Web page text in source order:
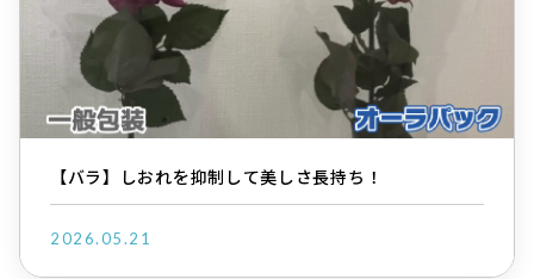
【バラ】しおれを抑制して美しさ長持ち！
2026.05.21